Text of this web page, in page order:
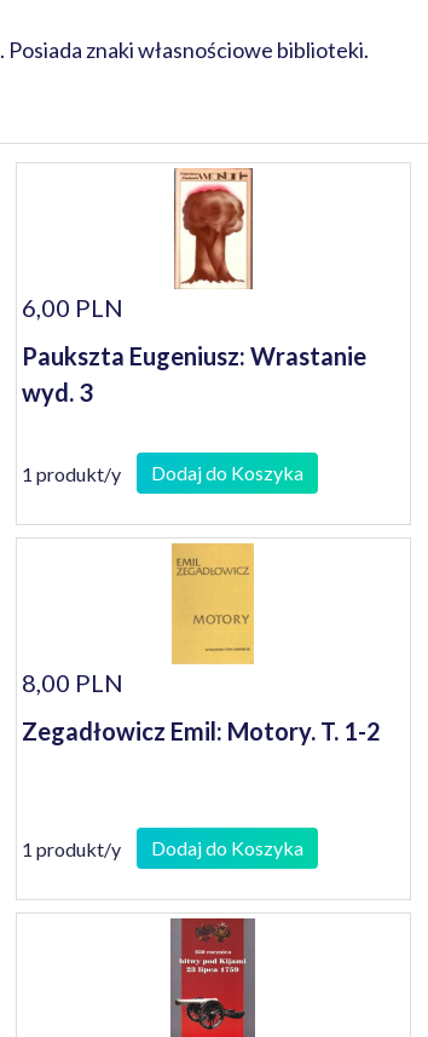
znaki własnościowe biblioteki.
6,00 PLN
Paukszta Eugeniusz: Wrastanie
wyd. 3
1 produkt/y Dodaj do Koszyka
8,00 PLN
Zegadłowicz Emil: Motory. T. 1-2
1 produkt/y Dodaj do Koszyka